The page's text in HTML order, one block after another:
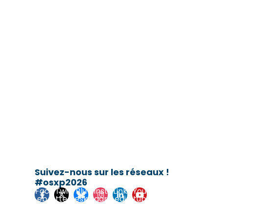
Suivez-nous sur les réseaux !
#osxp2026
Fac
eb
Twi
tte
Blu
esk
Inst
agr
Link
edi
You
tub